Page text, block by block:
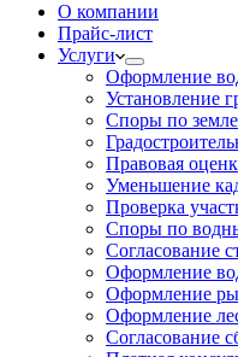
О компании
Прайс-лист
Услуги
Оформление
Установление
Споры по
Правовая
Уменьшение
Проверка
Споры по
Согласование
Оформление
Оформление
Оформление
Согласование